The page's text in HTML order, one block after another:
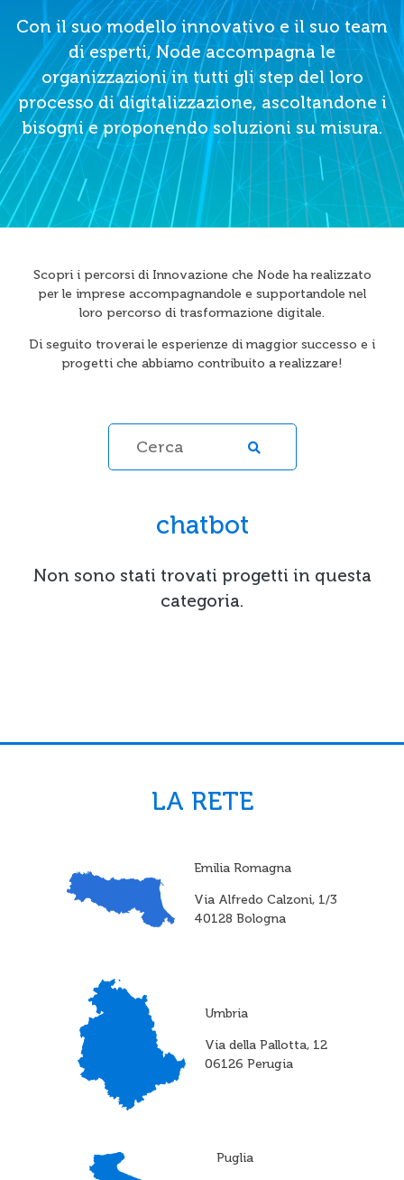
Con il suo modello innovativo e il suo team
di esperti, Node accompagna le
organizzazioni in tutti gli step del loro
processo di digitalizzazione, ascoltandone i
bisogni e proponendo soluzioni su misura.
Scopri i percorsi di Innovazione che Node ha realizzato
per le imprese accompagnandole e supportandole nel
loro percorso di trasformazione digitale.
Di seguito troverai le esperienze di maggior successo e i
progetti che abbiamo contribuito a realizzare!
chatbot
Non sono stati trovati progetti in questa
categoria.
LA RETE
Emilia Romagna
Via Alfredo Calzoni, 1/3
40128 Bologna
Umbria
Via della Pallotta, 12
06126 Perugia
Puglia